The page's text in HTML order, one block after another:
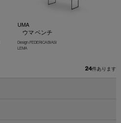
UMA
ウマ ベンチ
Design : FEDERICA BIASI
LEMA
24件あります